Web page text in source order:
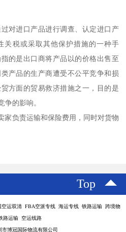
对进口产品进行调查、认定进口产
关税或采取其他保护措施的一种手
的是出口商将产品以的价格出售至
产品的生产商遭受不公平竞争和损
方面的贸易救济措施之一，目的是
争的影响。
家负责运输和保险费用，同时对货物
Top
运双清 FBA空派专线 海运专线 铁路运输 跨境物
路运输 空运线路
市博冠国际物流有限公司